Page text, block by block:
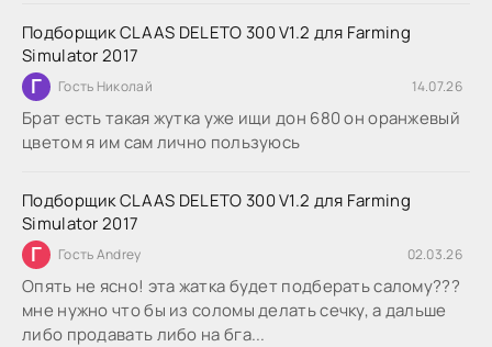
Подборщик CLAAS DELETO 300 V1.2 для Farming
Simulator 2017
Г Гость Николай 14.07.26
Брат есть такая жутка уже ищи дон 680 он оранжевый
цветом я им сам лично пользуюсь
Подборщик CLAAS DELETO 300 V1.2 для Farming
Simulator 2017
Г Гость Andrey 02.03.26
Опять не ясно! эта жатка будет подберать салому???
мне нужно что бы из соломы делать сечку, а дальше
либо продавать либо на бга...